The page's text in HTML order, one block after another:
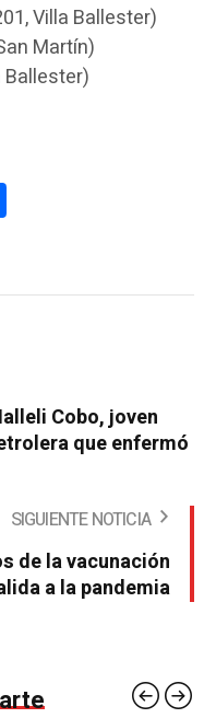
Villa Ballester)
Martín)
Ballester)
Cobo, joven
que enfermó
SIGUIENTE NOTICIA
de la vacunación
a la pandemia